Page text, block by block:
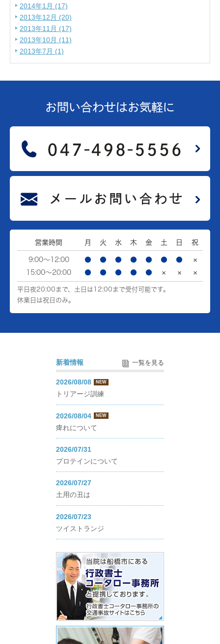
2014年1月 (17)
2013年12月 (20)
2013年11月 (17)
2013年10月 (11)
2013年7月 (1)
お問い合わせはお気軽に
営業時間 月 火 水 木 金 土 日 祝
9:00～12:00 ● ● ● ● ● ● ●
×
15:00～20:00
● ● ● ● ● × × ×
平日夜20:00まで、土日は12:00まで受付可能です。
休業日は祝日のみ。
新着情報 一覧を見る
2026/08/08 NEW
トリアージ訓練
2026/08/04 NEW
痺れについて
2026/07/31
プロテインについて
2026/07/27
土用の丑は
2026/07/23
ツイストランジ